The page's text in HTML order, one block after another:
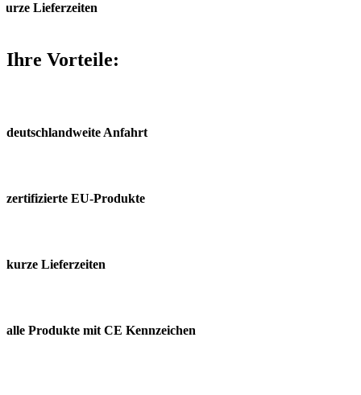
Lieferzeiten
Ihre Vorteile:
deutschland­weite Anfahrt
zertifizierte EU-Produkte
kurze Lieferzeiten
alle Produkte mit CE Kennzeichen